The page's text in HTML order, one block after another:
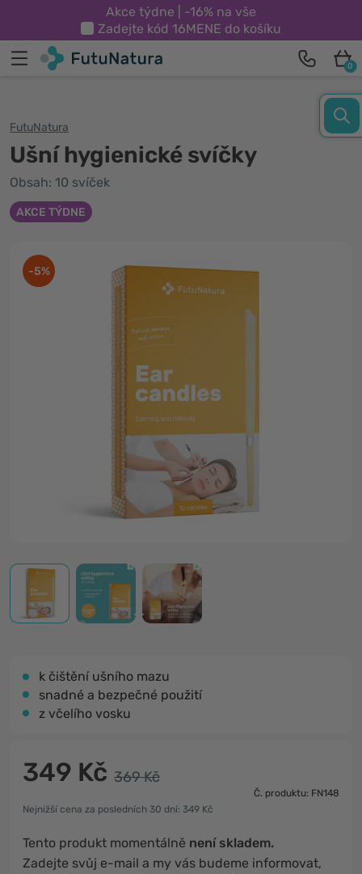
Akce týdne | -16% na vše
Zadejte kód 16MENE do košíku
0
FutuNatura
Ušní hygienické svíčky
Obsah: 10 svíček
AKCE TÝDNE
-5%
k čištění ušního mazu
snadné a bezpečné použití
z včelího vosku
349 Kč 369 Kč
Č. produktu: FN148
Nejnižší cena za posledních 30 dní: 349 Kč
Tento produkt momentálně není skladem.
Zadejte svůj e-mail a my vás budeme informovat,